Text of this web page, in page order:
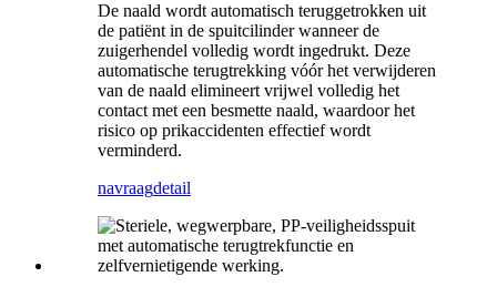
De naald wordt automatisch teruggetrokken uit
de patiënt in de spuitcilinder wanneer de
zuigerhendel volledig wordt ingedrukt. Deze
automatische terugtrekking vóór het verwijderen
van de naald elimineert vrijwel volledig het
contact met een besmette naald, waardoor het
risico op prikaccidenten effectief wordt
verminderd.
navraagdetail